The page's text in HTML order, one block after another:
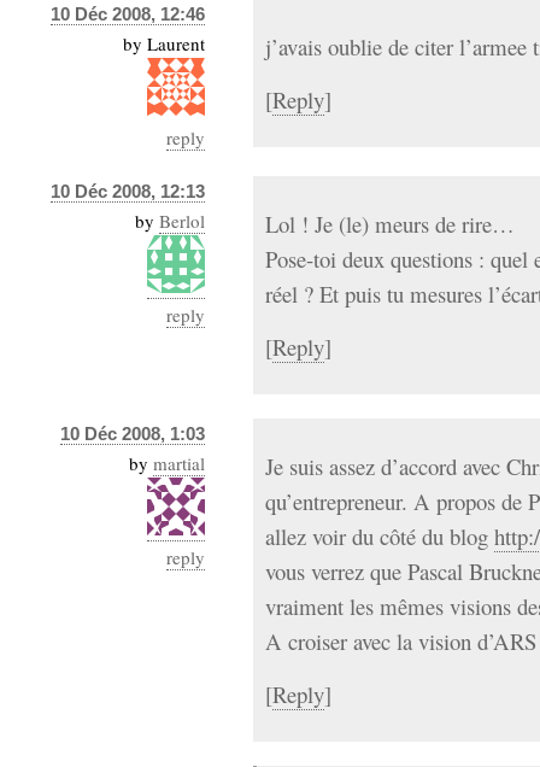
10 Déc 2008, 12:46
by Laurent
reply
j’avais oublie de citer
[Reply]
10 Déc 2008, 12:13
by Berlol
reply
Lol ! Je (le) meurs de rire…
Pose-toi deux questions : quel
réel ? Et puis tu mesures
[Reply]
10 Déc 2008, 1:03
by martial
reply
Je suis assez d’accord avec
qu’entrepreneur. A propos de
allez voir du côté du blog
vous verrez que Pascal
vraiment les mêmes visions
A croiser avec la vision
[Reply]